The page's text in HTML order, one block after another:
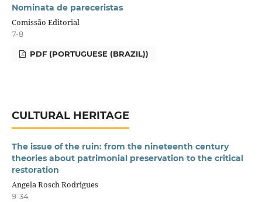
Nominata de pareceristas
Comissão Editorial
7-8
PDF (PORTUGUESE (BRAZIL))
CULTURAL HERITAGE
The issue of the ruin: from the nineteenth century
theories about patrimonial preservation to the critical
restoration
Angela Rosch Rodrigues
9-34